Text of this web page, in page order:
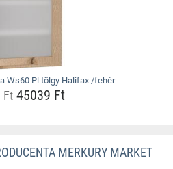
Ws60 Pl tölgy Halifax /fehér
Ft45039 Ft
MERKURY MARKET